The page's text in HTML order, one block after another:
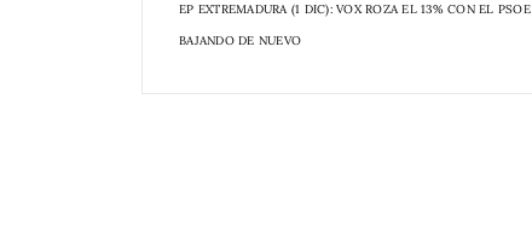
EP EXTREMADURA (1 DIC): VOX ROZA EL 13% CON EL PSOE
BAJANDO DE NUEVO